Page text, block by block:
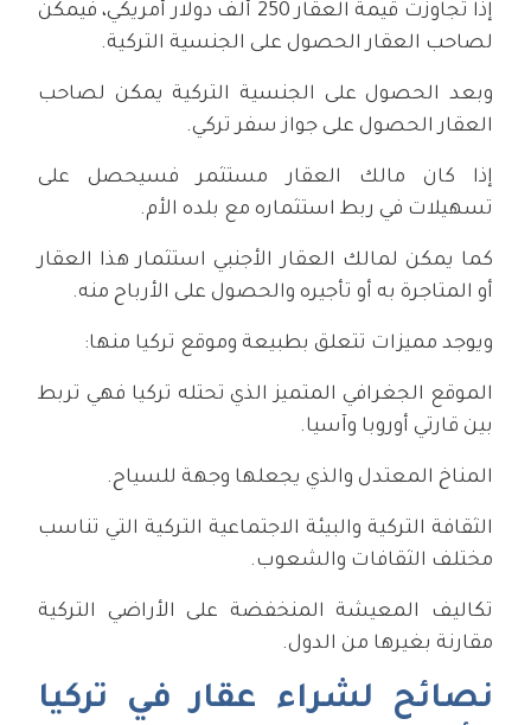
إذا تجاوزت قيمة العقار 250 ألف دولار أمريكي، فيمكن
لصاحب العقار الحصول على الجنسية التركية.
وبعد الحصول على الجنسية التركية يمكن لصاحب
العقار الحصول على جواز سفر تركي.
إذا كان مالك العقار مستثمر فسيحصل على
تسهيلات في ربط استثماره مع بلده الأم.
كما يمكن لمالك العقار الأجنبي استثمار هذا العقار
أو المتاجرة به أو تأجيره والحصول على الأرباح منه.
ويوجد مميزات تتعلق بطبيعة وموقع تركيا منها:
الموقع الجغرافي المتميز الذي تحتله تركيا فهي تربط
بين قارتي أوروبا وآسيا.
المناخ المعتدل والذي يجعلها وجهة للسياح.
الثقافة التركية والبيئة الاجتماعية التركية التي تناسب
مختلف الثقافات والشعوب.
تكاليف المعيشة المنخفضة على الأراضي التركية
مقارنة بغيرها من الدول.
نصائح لشراء عقار في تركيا